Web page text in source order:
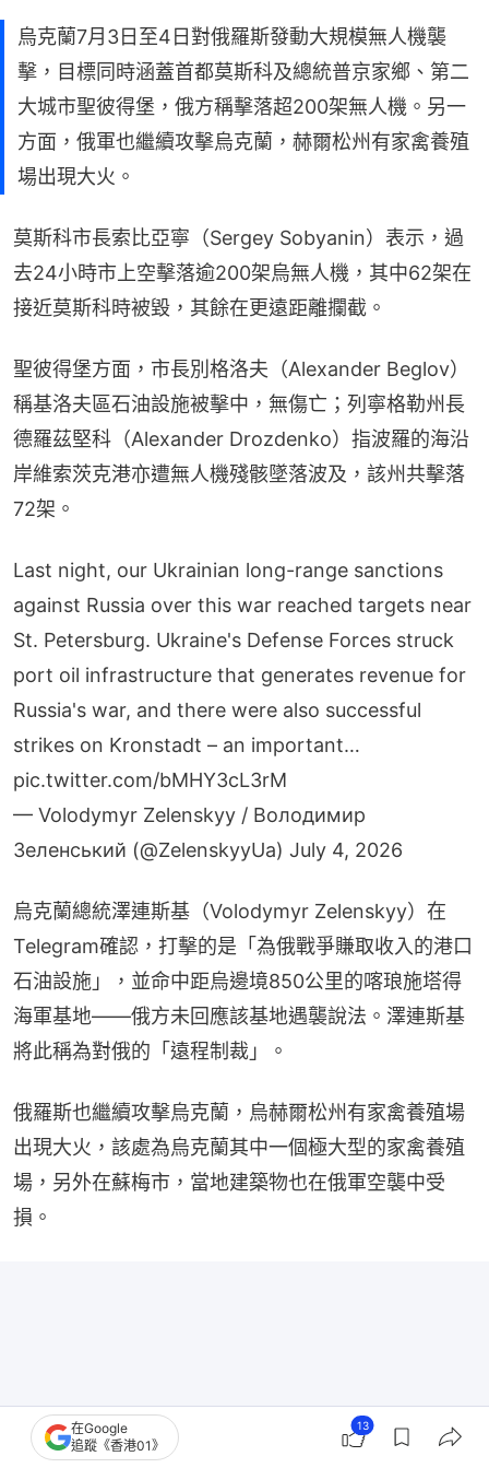
烏克蘭7月3日至4日對俄羅斯發動大規模無人機襲
擊，目標同時涵蓋首都莫斯科及總統普京家鄉、第二
大城市聖彼得堡，俄方稱擊落超200架無人機。另一
方面，俄軍也繼續攻擊烏克蘭，赫爾松州有家禽養殖
場出現大火。
莫斯科市長索比亞寧（Sergey Sobyanin）表示，過
去24小時市上空擊落逾200架烏無人機，其中62架在
接近莫斯科時被毀，其餘在更遠距離攔截。
聖彼得堡方面，市長別格洛夫（Alexander Beglov）
稱基洛夫區石油設施被擊中，無傷亡；列寧格勒州長
德羅茲堅科（Alexander Drozdenko）指波羅的海沿
岸維索茨克港亦遭無人機殘骸墜落波及，該州共擊落
72架。
Last night, our Ukrainian long-range sanctions
against Russia over this war reached targets near
St. Petersburg. Ukraine's Defense Forces struck
port oil infrastructure that generates revenue for
Russia's war, and there were also successful
strikes on Kronstadt – an important…
pic.twitter.com/bMHY3cL3rM
— Volodymyr Zelenskyy / Володимир
Зеленський (@ZelenskyyUa) July 4, 2026
烏克蘭總統澤連斯基（Volodymyr Zelenskyy）在
Telegram確認，打擊的是「為俄戰爭賺取收入的港口
石油設施」，並命中距烏邊境850公里的喀琅施塔得
海軍基地——俄方未回應該基地遇襲說法。澤連斯基
將此稱為對俄的「遠程制裁」。
俄羅斯也繼續攻擊烏克蘭，烏赫爾松州有家禽養殖場
出現大火，該處為烏克蘭其中一個極大型的家禽養殖
場，另外在蘇梅市，當地建築物也在俄軍空襲中受
損。
在Google
追蹤《香港01》
13